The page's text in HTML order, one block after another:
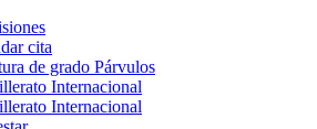
cita
de grado Párvulos
Internacional
Internacional